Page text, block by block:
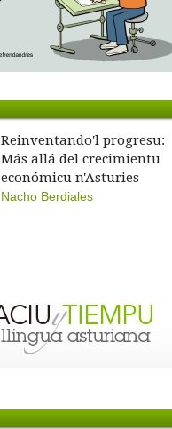
Reinventando'l progresu:
Más allá del crecimientu
económicu n'Asturies
Nacho Berdiales